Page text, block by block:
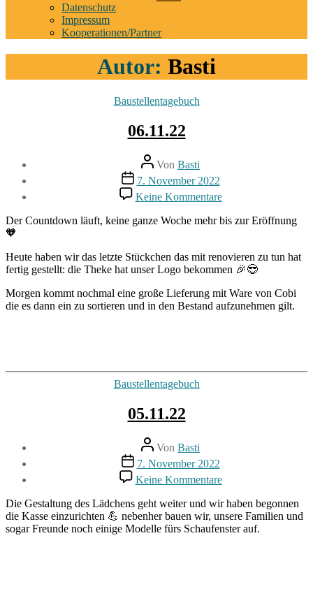
anzeigen
Datenschutz
Impressum
Kooperationen/Partner
Autor: Basti
Kategorien
Baustellentagebuch
06.11.22
Beitragsautor
Von Basti
Beitragsdatum
7. November 2022
Keine Kommentarezu
06.11.22
Der Countdown läuft, keine ganze Woche mehr bis zur Eröffnung
🧡
Heute haben wir das letzte Stückchen das mit renovieren zu tun hat
fertig gestellt: die Theke hat unser Logo bekommen 🎉😎
Morgen kommt nochmal eine große Lieferung mit Ware von Cobi
die es dann ein zu sortieren und in den Bestand aufzunehmen gilt.
Kategorien
Baustellentagebuch
05.11.22
Beitragsautor
Von Basti
Beitragsdatum
7. November 2022
Keine Kommentarezu
05.11.22
Die Gestaltung des Lädchens geht weiter und wir haben begonnen
die Kasse einzurichten 💪 nebenher bauen wir, unsere Familien und
sogar Freunde noch einige Modelle fürs Schaufenster auf.